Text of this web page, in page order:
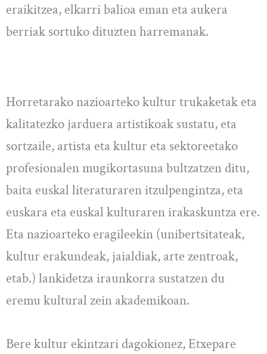
eraikitzea, elkarri balioa eman eta aukera
berriak sortuko dituzten harremanak.
Horretarako nazioarteko kultur trukaketak eta
kalitatezko jarduera artistikoak sustatu, eta
sortzaile, artista eta kultur eta sektoreetako
profesionalen mugikortasuna bultzatzen ditu,
baita euskal literaturaren itzulpengintza, eta
euskara eta euskal kulturaren irakaskuntza ere.
Eta nazioarteko eragileekin (unibertsitateak,
kultur erakundeak, jaialdiak, arte zentroak,
etab.) lankidetza iraunkorra sustatzen du
eremu kultural zein akademikoan.
Bere kultur ekintzari dagokionez, Etxepare